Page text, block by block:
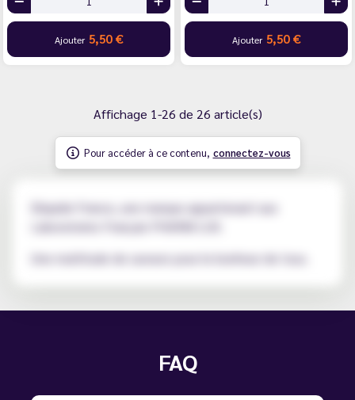
Ajouter 5,50 € Ajouter 5,50 €
Affichage 1-26 de 26 article(s)
Pour accéder à ce contenu, connectez-vous
Eliquide France, une marque appartenant aux
Une multitude de saveurs pour le bonheur de tous.
FAQ